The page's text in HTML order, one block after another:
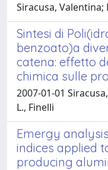
Siracusa, Valentina;
Sintesi di
benzoato)a
catena: effetto
chimica sulle
2007-01-01
L., Finelli
Emergy
indices applied
producing